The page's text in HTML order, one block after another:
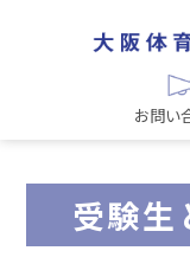
お問い
受験生